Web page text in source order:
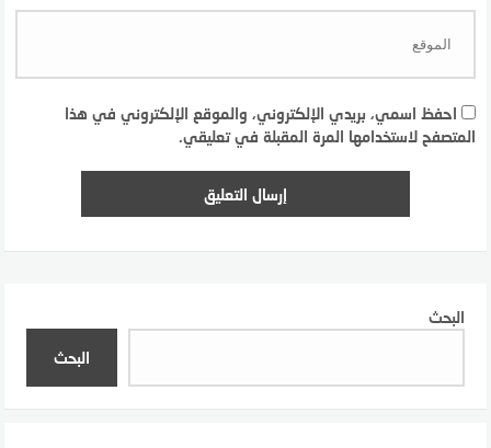
احفظ اسمي، بريدي الإلكتروني، والموقع الإلكتروني في هذا
المتصفح لاستخدامها المرة المقبلة في تعليقي.
البحث
البحث